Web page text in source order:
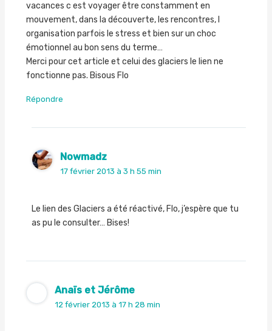
vacances c est voyager être constamment en
mouvement, dans la découverte, les rencontres, l
organisation parfois le stress et bien sur un choc
émotionnel au bon sens du terme…
Merci pour cet article et celui des glaciers le lien ne
fonctionne pas. Bisous Flo
Répondre
Nowmadz
17 février 2013 à 3 h 55 min
Le lien des Glaciers a été réactivé, Flo, j’espère que tu
as pu le consulter… Bises!
Anaïs et Jérôme
12 février 2013 à 17 h 28 min